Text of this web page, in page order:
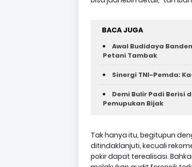
BACA JUGA
Awal Budidaya
Petani Tambak
Sinergi TNI-Pemda:
Demi Bulir Padi Berisi
Pemupukan Bijak
Tak hanya itu, begitupun
ditindaklanjuti, kecuali
pokir dapat terealisasi.